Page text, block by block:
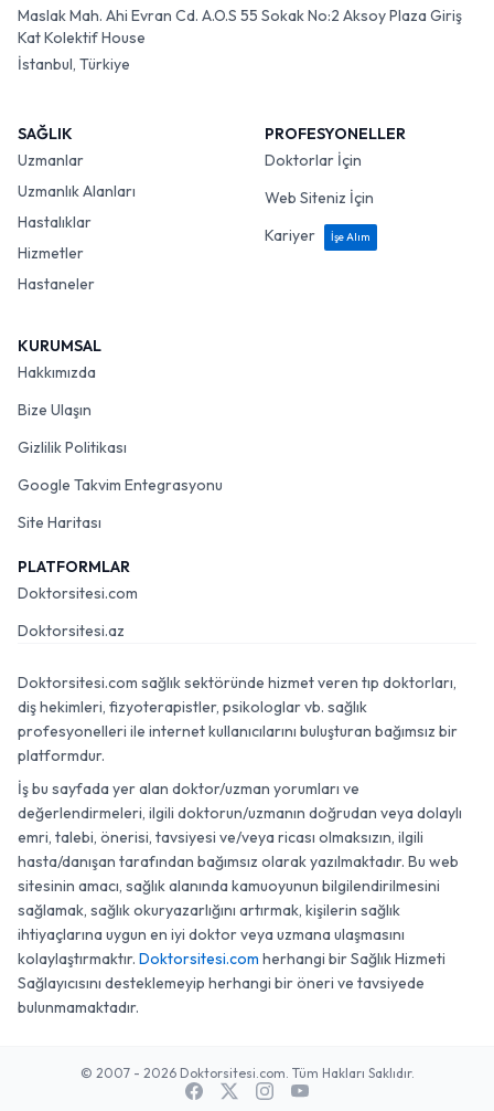
Maslak Mah. Ahi Evran Cd. A.O.S 55 Sokak No:2 Aksoy Plaza Giriş
Kat Kolektif House
İstanbul, Türkiye
SAĞLIK
Uzmanlar
Uzmanlık Alanları
Hastalıklar
Hizmetler
Hastaneler
PROFESYONELLER
Doktorlar İçin
Web Siteniz İçin
Kariyer
İşe Alım
KURUMSAL
Hakkımızda
Bize Ulaşın
Gizlilik Politikası
Google Takvim Entegrasyonu
Site Haritası
PLATFORMLAR
Doktorsitesi.com
Doktorsitesi.az
Doktorsitesi.com sağlık sektöründe hizmet veren tıp doktorları,
diş hekimleri, fizyoterapistler, psikologlar vb. sağlık
profesyonelleri ile internet kullanıcılarını buluşturan bağımsız bir
platformdur.
İş bu sayfada yer alan doktor/uzman yorumları ve
değerlendirmeleri, ilgili doktorun/uzmanın doğrudan veya dolaylı
emri, talebi, önerisi, tavsiyesi ve/veya ricası olmaksızın, ilgili
hasta/danışan tarafından bağımsız olarak yazılmaktadır. Bu web
sitesinin amacı, sağlık alanında kamuoyunun bilgilendirilmesini
sağlamak, sağlık okuryazarlığını artırmak, kişilerin sağlık
ihtiyaçlarına uygun en iyi doktor veya uzmana ulaşmasını
kolaylaştırmaktır. Doktorsitesi.com herhangi bir Sağlık Hizmeti
Sağlayıcısını desteklemeyip herhangi bir öneri ve tavsiyede
bulunmamaktadır.
© 2007 - 2026 Doktorsitesi.com. Tüm Hakları Saklıdır.